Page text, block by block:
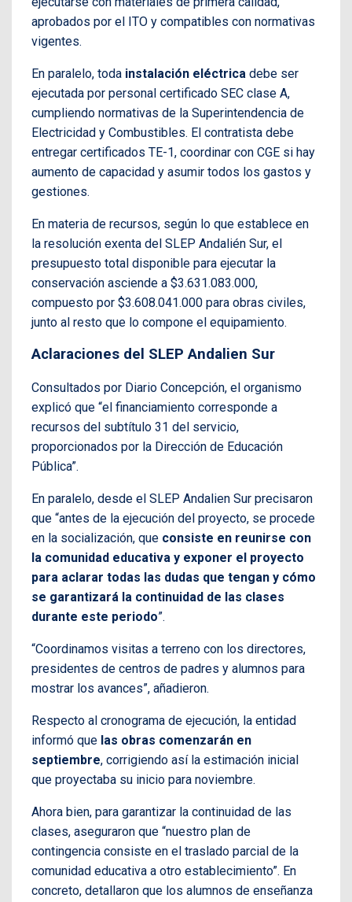
aprobados por el ITO y compatibles con normativas
vigentes.
En paralelo, toda instalación eléctrica debe ser
ejecutada por personal certificado SEC clase A,
cumpliendo normativas de la Superintendencia de
Electricidad y Combustibles. El contratista debe
entregar certificados TE-1, coordinar con CGE si hay
aumento de capacidad y asumir todos los gastos y
gestiones.
En materia de recursos, según lo que establece en
la resolución exenta del SLEP Andalién Sur, el
presupuesto total disponible para ejecutar la
conservación asciende a $3.631.083.000,
compuesto por $3.608.041.000 para obras civiles,
junto al resto que lo compone el equipamiento.
Aclaraciones del SLEP Andalien Sur
Consultados por Diario Concepción, el organismo
explicó que “el financiamiento corresponde a
recursos del subtítulo 31 del servicio,
proporcionados por la Dirección de Educación
Pública”.
En paralelo, desde el SLEP Andalien Sur precisaron
que “antes de la ejecución del proyecto, se procede
en la socialización, que consiste en reunirse con
la comunidad educativa y exponer el proyecto
para aclarar todas las dudas que tengan y cómo
se garantizará la continuidad de las clases
durante este periodo”.
“Coordinamos visitas a terreno con los directores,
presidentes de centros de padres y alumnos para
mostrar los avances”, añadieron.
Respecto al cronograma de ejecución, la entidad
informó que las obras comenzarán en
septiembre, corrigiendo así la estimación inicial
que proyectaba su inicio para noviembre.
Ahora bien, para garantizar la continuidad de las
clases, aseguraron que “nuestro plan de
contingencia consiste en el traslado parcial de la
comunidad educativa a otro establecimiento”. En
concreto, detallaron que los alumnos de enseñanza